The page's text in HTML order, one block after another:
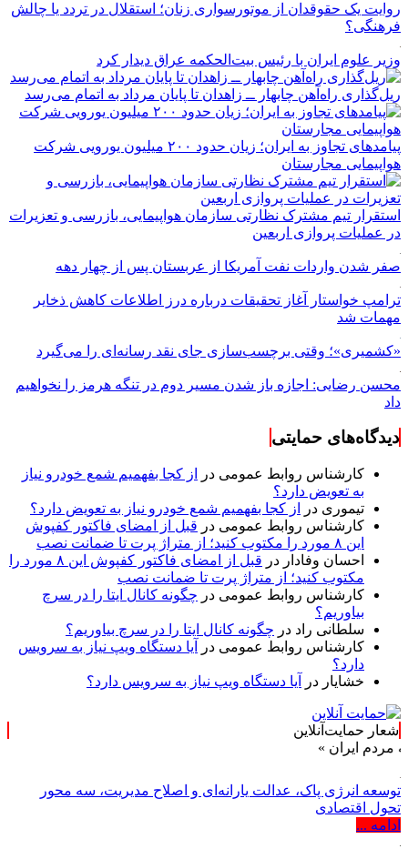
روایت یک حقوقدان از موتورسواری زنان؛ استقلال در تردد یا چالش
فرهنگی؟
وزیر علوم ایران با رئیس بیت‌الحکمه عراق دیدار کرد
ریل‌گذاری راه‌آهن چابهار ــ زاهدان تا پایان مرداد به اتمام می‌رسد
پیامدهای تجاوز به ایران؛ زیان حدود ۲۰۰ میلیون یورویی شرکت
هواپیمایی مجارستان
استقرار تیم مشترک نظارتی سازمان هواپیمایی، بازرسی و تعزیرات
در عملیات پروازی اربعین
صفر شدن واردات نفت آمریکا از عربستان پس از چهار دهه
ترامپ خواستار آغاز تحقیقات درباره درز اطلاعات کاهش ذخایر
مهمات شد
«کشمیری»؛ وقتی برچسب‌سازی جای نقد رسانه‌ای را می‌گیرد
محسن رضایی: اجازه باز شدن مسیر دوم در تنگه هرمز را نخواهیم
داد
دیدگاه‌های حمایتی
کارشناس روابط عمومی در
از کجا بفهمیم شمع خودرو نیاز
به تعویض دارد؟
تیموری در
از کجا بفهمیم شمع خودرو نیاز به تعویض دارد؟
کارشناس روابط عمومی در قبل از امضای فاکتور کفپوش
این ۸ مورد را مکتوب کنید؛ از متراژ پرت تا ضمانت نصب
احسان وفادار در
قبل از امضای فاکتور کفپوش این ۸ مورد را
مکتوب کنید؛ از متراژ پرت تا ضمانت نصب
کارشناس روابط عمومی در چگونه کانال ایتا را در سرچ
بیاوریم؟
سلطانی راد در چگونه کانال ایتا را در سرچ بیاوریم؟
کارشناس روابط عمومی در
آیا دستگاه ویپ نیاز به سرویس
دارد؟
خشایار در آیا دستگاه ویپ نیاز به سرویس دارد؟
شعار حمایت‌آنلاین
»
توسعه انرژی پاک، عدالت یارانه‌ای و اصلاح مدیریت، سه محور
تحول اقتصادی
ادامه ...